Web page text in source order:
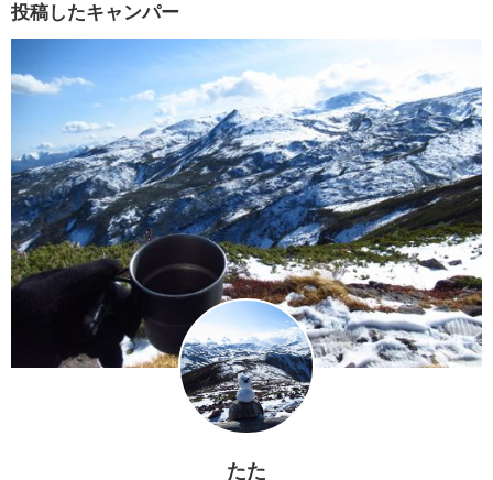
投稿したキャンパー
たた